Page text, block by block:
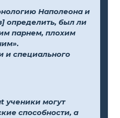
Наполеона и
определить, был ли
парнем, плохим
и специального
ученики могут
способности, а